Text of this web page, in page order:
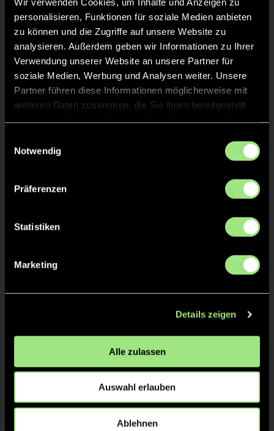
personalisieren, Funktionen für soziale Medien anbieten
zu können und die Zugriffe auf unsere Website zu
analysieren. Außerdem geben wir Informationen zu Ihrer
Verwendung unserer Website an unsere Partner für
soziale Medien, Werbung und Analysen weiter. Unsere
Partner führen diese Informationen möglicherweise mit
weiteren Daten zusammen, die Sie ihnen bereitgestellt
Notwendig
Präferenzen
Statistiken
Marketing
Details zeigen
Alle zulassen
Auswahl erlauben
Ablehnen
Femi P. 23
Lea D.
Staff
Sandra JANSEN-DORN
Tore & Karten
1/4